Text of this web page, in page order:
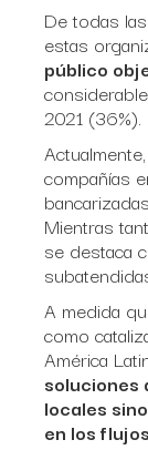
De todas
estas
público
2021 (36%).
compañías
Mientras
se destaca
A medida
como
América
soluciones
locales
en los